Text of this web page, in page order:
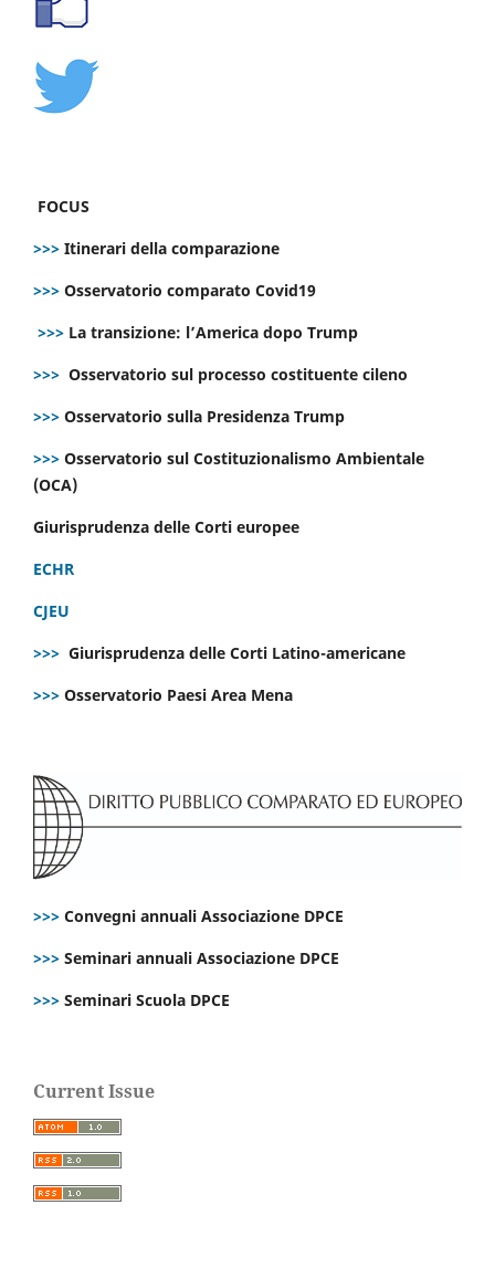
FOCUS
>>> Itinerari della comparazione
>>> Osservatorio comparato Covid19
>>> La transizione: l’America dopo Trump
>>> Osservatorio sul processo costituente cileno
>>> Osservatorio sulla Presidenza Trump
>>> Osservatorio sul Costituzionalismo Ambientale
(OCA)
Giurisprudenza delle Corti europee
ECHR
CJEU
>>> Giurisprudenza delle Corti Latino-americane
>>> Osservatorio Paesi Area Mena
>>> Convegni annuali Associazione DPCE
>>> Seminari annuali Associazione DPCE
>>> Seminari Scuola DPCE
Current Issue